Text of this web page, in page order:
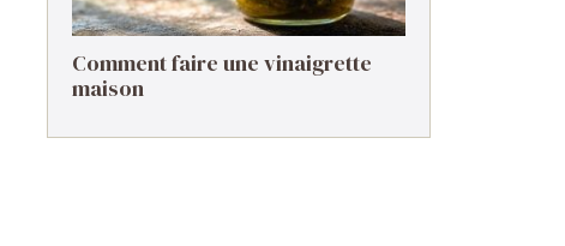
Comment faire une vinaigrette
maison ​